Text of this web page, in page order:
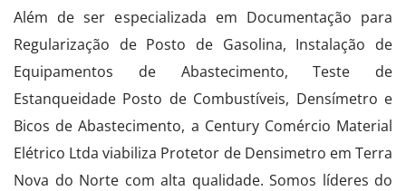
Além de ser especializada em Documentação para
Regularização de Posto de Gasolina, Instalação de
Equipamentos de Abastecimento, Teste de
Estanqueidade Posto de Combustíveis, Densímetro e
Bicos de Abastecimento, a Century Comércio Material
Elétrico Ltda viabiliza Protetor de Densimetro em Terra
Nova do Norte com alta qualidade. Somos líderes do